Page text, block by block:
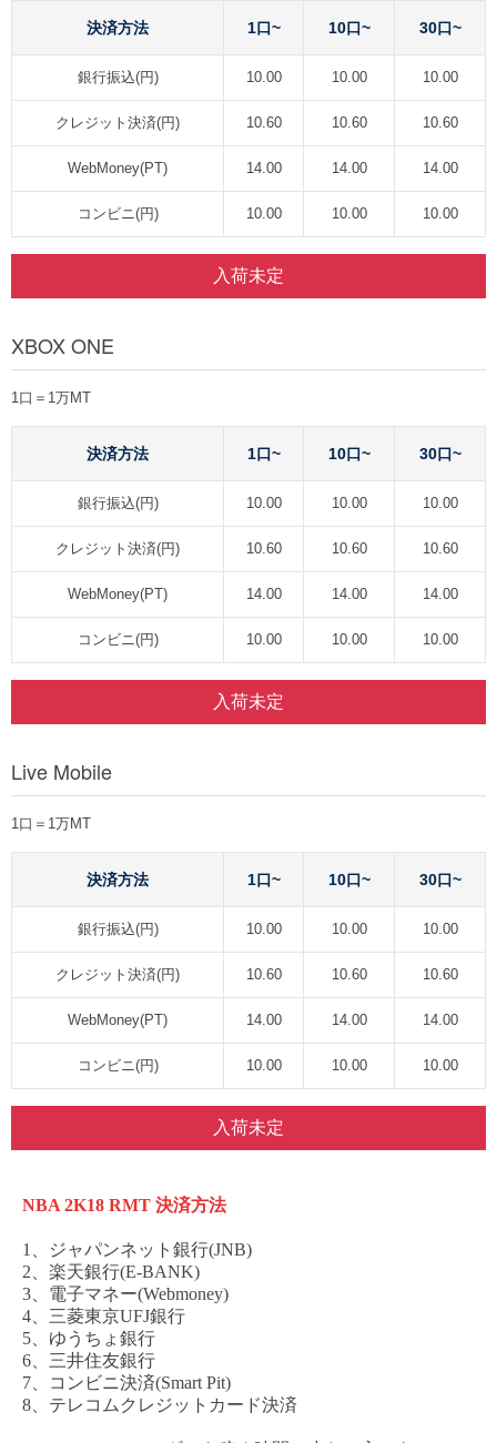
決済方法 1口~ 10口~ 30口~
銀行振込(円) 10.00 10.00 10.00
クレジット決済(円) 10.60 10.60 10.60
WebMoney(PT) 14.00 14.00 14.00
コンビニ(円) 10.00 10.00 10.00
入荷未定
XBOX ONE
1口＝1万MT
決済方法 1口~ 10口~ 30口~
銀行振込(円) 10.00 10.00 10.00
クレジット決済(円) 10.60 10.60 10.60
WebMoney(PT) 14.00 14.00 14.00
コンビニ(円) 10.00 10.00 10.00
入荷未定
Live Mobile
1口＝1万MT
決済方法 1口~ 10口~ 30口~
銀行振込(円) 10.00 10.00 10.00
クレジット決済(円) 10.60 10.60 10.60
WebMoney(PT) 14.00 14.00 14.00
コンビニ(円) 10.00 10.00 10.00
入荷未定
NBA 2K18 RMT 決済方法
1、ジャパンネット銀行(JNB)
2、楽天銀行(E-BANK)
3、電子マネー(Webmoney)
4、三菱東京UFJ銀行
5、ゆうちょ銀行
6、三井住友銀行
7、コンビニ決済(Smart Pit)
8、テレコムクレジットカード決済